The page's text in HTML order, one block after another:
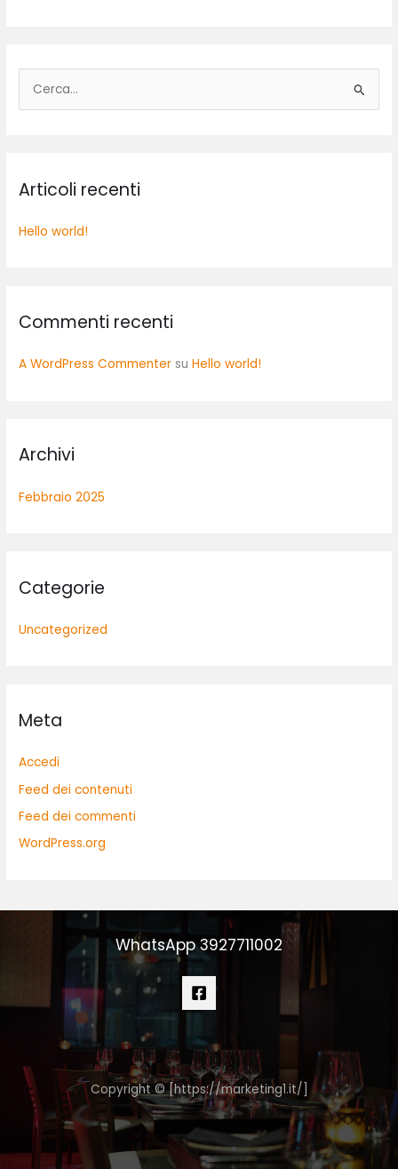
a
Articoli recenti
Hello world!
Commenti recenti
A WordPress Commenter suHello world!
Archivi
Febbraio 2025
Categorie
Uncategorized
Meta
Accedi
Feed dei contenuti
Feed dei commenti
WordPress.org
WhatsApp 3927711002
Copyright © [https://marketing1.it/]